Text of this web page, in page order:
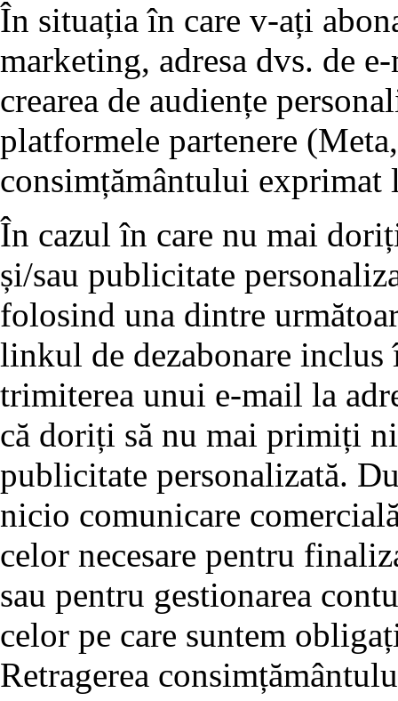
În situația în care v-ați
marketing, adresa dvs. de
crearea de audiențe
platformele partenere
consimțământului exprimat
În cazul în care nu mai
și/sau publicitate
folosind una dintre
linkul de dezabonare
trimiterea unui e-mail la
că doriți să nu mai primiți
publicitate personalizată.
nicio comunicare
celor necesare pentru
sau pentru gestionarea
celor pe care suntem
Retragerea